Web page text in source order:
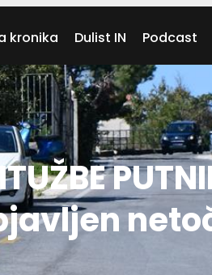
kronika Dulist IN Podcast